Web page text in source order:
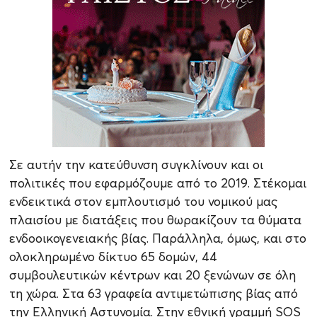
Σε αυτήν την κατεύθυνση συγκλίνουν και οι
πολιτικές που εφαρμόζουμε από το 2019. Στέκομαι
ενδεικτικά στον εμπλουτισμό του νομικού μας
πλαισίου με διατάξεις που θωρακίζουν τα θύματα
ενδοοικογενειακής βίας. Παράλληλα, όμως, και στο
ολοκληρωμένο δίκτυο 65 δομών, 44
συμβουλευτικών κέντρων και 20 ξενώνων σε όλη
τη χώρα. Στα 63 γραφεία αντιμετώπισης βίας από
την Ελληνική Αστυνομία. Στην εθνική γραμμή SOS